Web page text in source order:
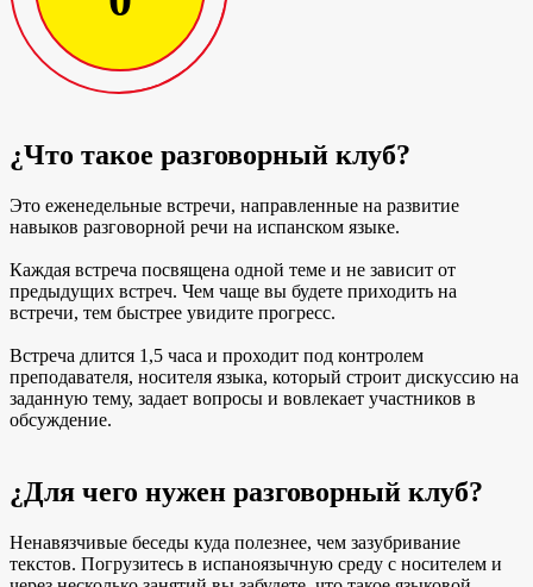
¿Что такое разговорный клуб?
Это еженедельные встречи, направленные на развитие
навыков разговорной речи на испанском языке.
Каждая встреча посвящена одной теме и не зависит от
предыдущих встреч. Чем чаще вы будете приходить на
встречи, тем быстрее увидите прогресс.
Встреча длится 1,5 часа и проходит под контролем
преподавателя, носителя языка, который строит дискуссию на
заданную тему, задает вопросы и вовлекает участников в
обсуждение.
¿Для чего нужен разговорный клуб?
Ненавязчивые беседы куда полезнее, чем зазубривание
текстов. Погрузитесь в испаноязычную среду с носителем и